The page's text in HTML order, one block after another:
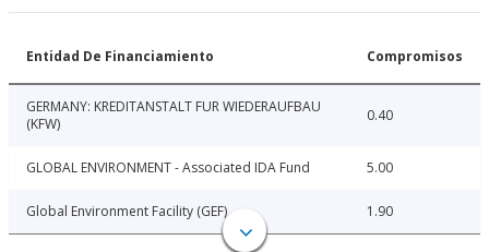
Entidad De Financiamiento Compromisos
GERMANY: KREDITANSTALT FUR WIEDERAUFBAU
(KFW)
0.40
GLOBAL ENVIRONMENT - Associated IDA Fund 5.00
Global Environment Facility (GEF) 1.90